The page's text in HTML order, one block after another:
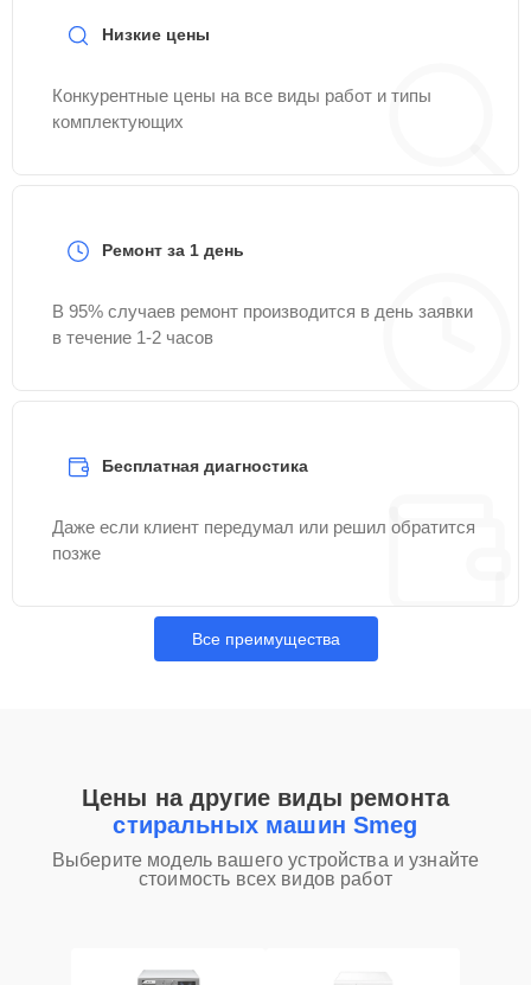
Низкие цены
Конкурентные цены на все виды работ и типы
комплектующих
Ремонт за 1 день
В 95% случаев ремонт производится в день заявки
в течение 1-2 часов
Бесплатная диагностика
Даже если клиент передумал или решил обратится
позже
Все преимущества
Цены на другие виды ремонта
стиральных машин Smeg
Выберите модель вашего устройства и узнайте
стоимость всех видов работ